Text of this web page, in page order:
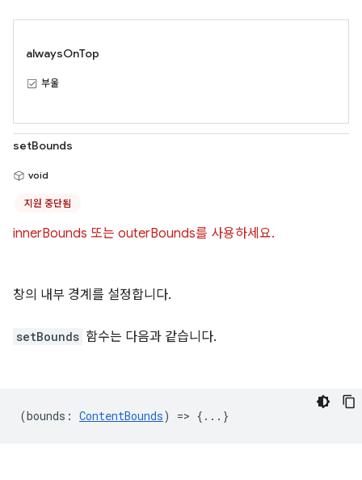
alwaysOnTop
부울
setBounds
void
지원 중단됨
innerBounds 또는 outerBounds를 사용하세요.
창의 내부 경계를 설정합니다.
setBounds 함수는 다음과 같습니다.
(bounds : ContentBounds) => {...}